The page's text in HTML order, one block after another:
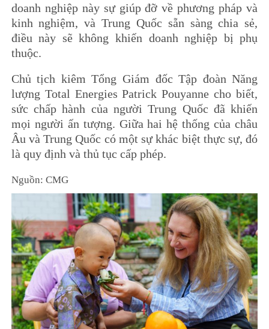
doanh nghiệp này sự giúp đỡ về phương pháp và
kinh nghiệm, và Trung Quốc sẵn sàng chia sẻ,
điều này sẽ không khiến doanh nghiệp bị phụ
thuộc.
Chủ tịch kiêm Tổng Giám đốc Tập đoàn Năng
lượng Total Energies Patrick Pouyanne cho biết,
sức chấp hành của người Trung Quốc đã khiến
mọi người ấn tượng. Giữa hai hệ thống của châu
Âu và Trung Quốc có một sự khác biệt thực sự, đó
là quy định và thủ tục cấp phép.
Nguồn: CMG